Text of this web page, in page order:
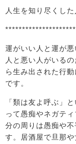
人生を知り尽くし
運がいい人と運が
人と悪い人がいる
ら生み出された行
です。
「類は友よ呼ぶ」
って愚痴やネガテ
分の周りは愚痴や
す。居酒屋で旦那